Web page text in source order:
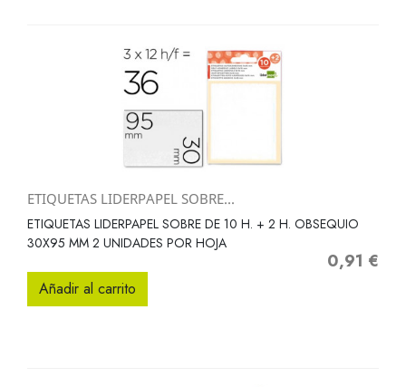
ETIQUETAS LIDERPAPEL SOBRE...
ETIQUETAS LIDERPAPEL SOBRE DE 10 H. + 2 H. OBSEQUIO
30X95 MM 2 UNIDADES POR HOJA
Precio
0,91 €
Añadir al carrito